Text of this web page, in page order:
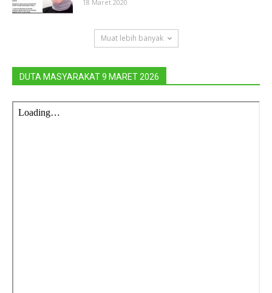
18 Maret 2020
Muat lebih banyak
DUTA MASYARAKAT 9 MARET 2026